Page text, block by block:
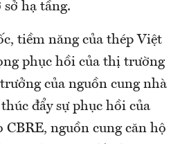
hạ tầng.
tiềm năng của thép Việt
phục hồi của thị trường
của nguồn cung nhà
đẩy sự phục hồi của
CBRE, nguồn cung căn hộ